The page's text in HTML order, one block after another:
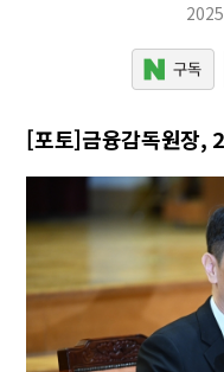
[포토]금융감독원장,